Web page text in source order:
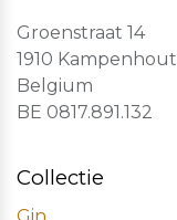
Groenstraat 14
1910 Kampenhout
Belgium
BE 0817.891.132
Collectie